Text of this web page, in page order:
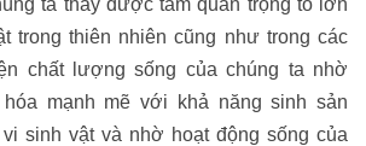
ta thấy được tầm quan trọng to lớn
trong thiên nhiên cũng như trong các
chất lượng sống của chúng ta nhờ
mạnh mẽ với khả năng sinh sản
sinh vật và nhờ hoạt động sống của